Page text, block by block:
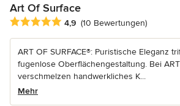
Art Of Surface
Durchschnittliche Bewertung: 4.9 von 5
4,9 (10 Bewertungen)
ART OF SURFACE®: Puristische Eleganz
fugenlose Oberflächengestaltung. Bei ART
verschmelzen handwerkliches K...
Mehr